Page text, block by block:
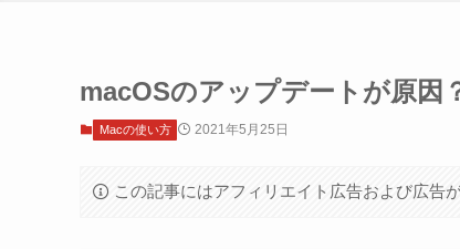
macOSのアップデートが原因
Macの使い方 2021年5月25日
この記事にはアフィリエイト広告および広告